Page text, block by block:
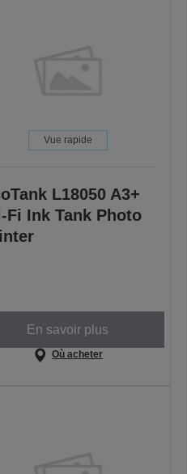
Vue rapide
L18050 A3+
Fi Ink Tank Photo
En savoir plus
Où acheter